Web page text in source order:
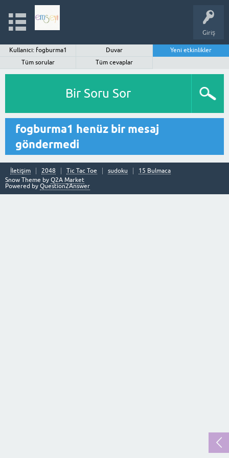
Giriş
Kullanıcı: fogburma1 Duvar
Yeni etkinlikler
Tüm sorular
Tüm cevaplar
Bir Soru Sor
fogburma1 henüz bir mesaj
göndermedi
İletişim 2048 Tic Tac Toe sudoku
15 Bulmaca
Snow Theme by Q2A Market
Powered by Question2Answer